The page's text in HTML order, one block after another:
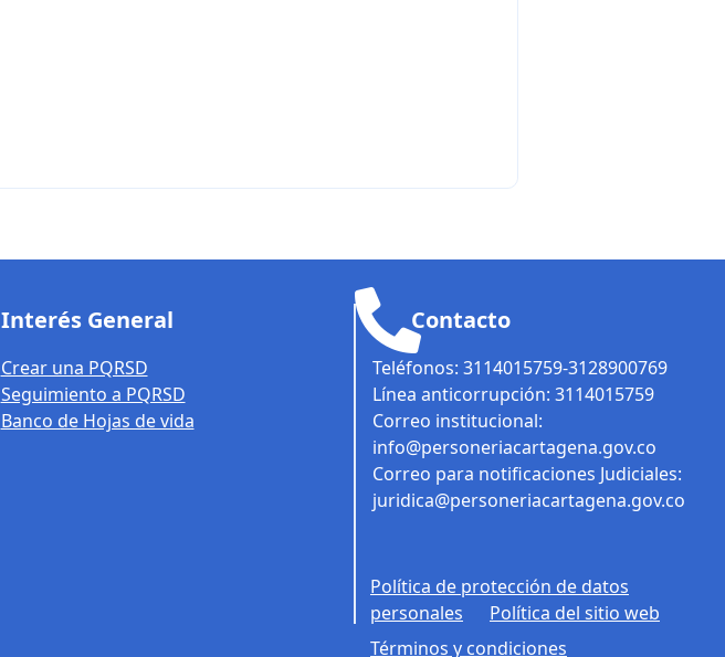
Interés General
Crear una PQRSD
Seguimiento a PQRSD
Banco de Hojas de vida
Contacto
Teléfonos: 3114015759-3128900769
Línea anticorrupción: 3114015759
Correo institucional:
info@personeriacartagena.gov.co
Correo para notificaciones Judiciales:
juridica@personeriacartagena.gov.co
Política de protección de datos
personales
Política del sitio web
Términos y condiciones